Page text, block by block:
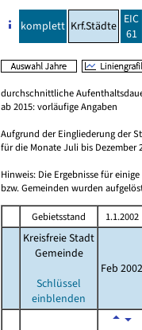
komplett Krf.Städte EIC
61
durchschnittliche
ab 2015: vorläufige Angaben
Aufgrund der Eingliederung der
für die Monate Juli bis Dezember
Hinweis: Die Ergebnisse für
bzw. Gemeinden wurden
Gebietsstand 1.1.2002
Kreisfreie Stadt
Gemeinde
Schlüssel
einblenden
Feb 2002